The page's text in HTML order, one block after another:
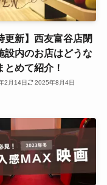
更新】西友富谷店閉
設内のお店はどうな
とめて紹介！
2月14日 2025年8月4日